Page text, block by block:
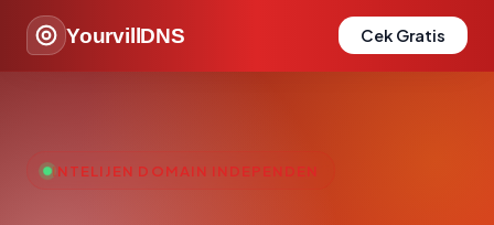
YourvillDNS Cek Gratis
INTELIJEN DOMAIN INDEPENDEN